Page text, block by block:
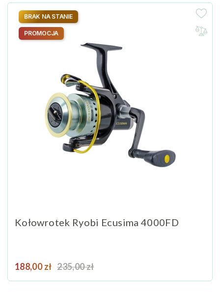
Kołowrotek Ryobi Ecusima 4000FD
Cena
188,00 zł Cena podstawowa
235,00 zł
BRAK NA STANIE
PROMOCJA